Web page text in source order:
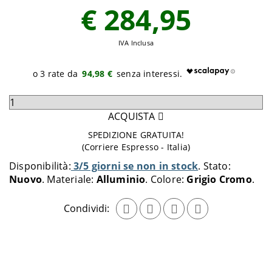
Disponibilità: 3/5 giorni se non in stock Stato:
Nuovo Materiale: Alluminio Colore: Grigio Cromo
Condividi:
€ 284,95
IVA Inclusa
94,98 €
Seleziona
carrello
ACQUISTA
SPEDIZIONE GRATUITA!
(Corriere Espresso - Italia)